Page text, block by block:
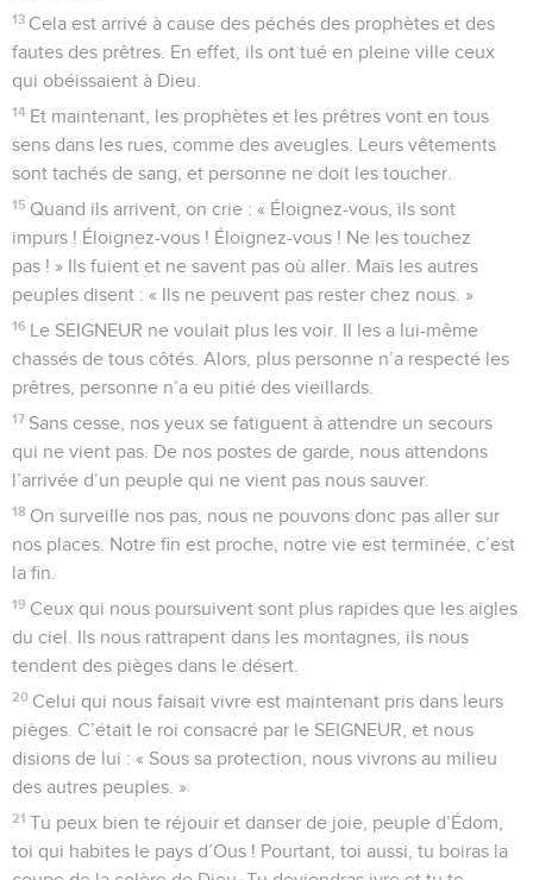
13 Cela est arrivé à cause des péchés des prophètes et des
fautes des prêtres. En effet, ils ont tué en pleine ville ceux
qui obéissaient à Dieu.
14 Et maintenant, les prophètes et les prêtres vont en tous
sens dans les rues, comme des aveugles. Leurs vêtements
sont tachés de sang, et personne ne doit les toucher.
15 Quand ils arrivent, on crie : « Éloignez-vous, ils sont
impurs ! Éloignez-vous ! Éloignez-vous ! Ne les touchez
pas ! » Ils fuient et ne savent pas où aller. Mais les autres
peuples disent : « Ils ne peuvent pas rester chez nous. »
16 Le SEIGNEUR ne voulait plus les voir. Il les a lui-même
chassés de tous côtés. Alors, plus personne n’a respecté les
prêtres, personne n’a eu pitié des vieillards.
17 Sans cesse, nos yeux se fatiguent à attendre un secours
qui ne vient pas. De nos postes de garde, nous attendons
l’arrivée d’un peuple qui ne vient pas nous sauver.
18 On surveille nos pas, nous ne pouvons donc pas aller sur
nos places. Notre fin est proche, notre vie est terminée, c’est
la fin.
19 Ceux qui nous poursuivent sont plus rapides que les aigles
du ciel. Ils nous rattrapent dans les montagnes, ils nous
tendent des pièges dans le désert.
20 Celui qui nous faisait vivre est maintenant pris dans leurs
pièges. C’était le roi consacré par le SEIGNEUR, et nous
disions de lui : « Sous sa protection, nous vivrons au milieu
des autres peuples. »
21 Tu peux bien te réjouir et danser de joie, peuple d’Édom,
toi qui habites le pays d’Ous ! Pourtant, toi aussi, tu boiras la